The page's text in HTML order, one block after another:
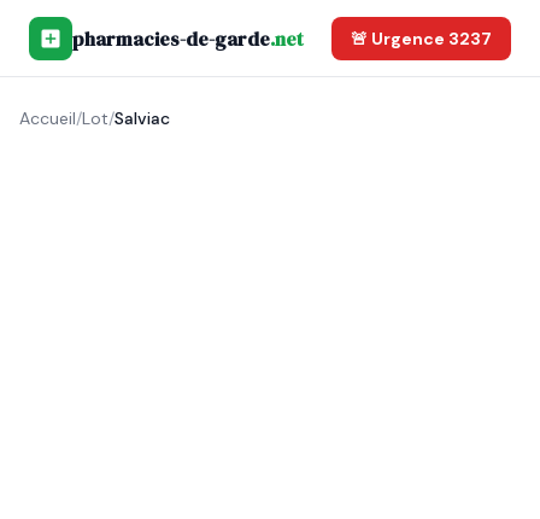
pharmacies-de-garde.net 🚨 Urgence 3237
Accueil/Lot/Salviac